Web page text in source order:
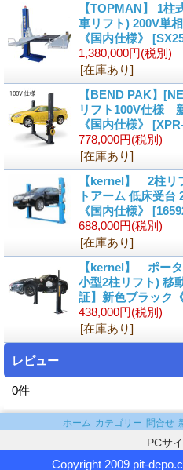
【TOPMAN】 1柱
車リフト) 200V単
《国内仕様》 [
1,380,000円(税別)
[在庫あり]
【BEND PAK】
リフト100V仕様
《国内仕様》 [
778,000円(税別)
[在庫あり]
【kernel】 2柱リ
トアーム 低床受台
《国内仕様》 [
688,000円(税別)
[在庫あり]
【kernel】 ポー
小型2柱リフト) 移
証】新色ブラック
438,000円(税別)
[在庫あり]
レビュー
0件
ホーム カテゴリー 問合せ
PCサ
Copyright 2009 pit-